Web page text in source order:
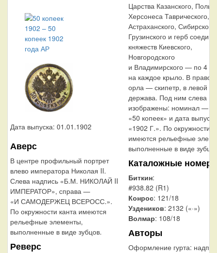
Дата выпуска: 01.01.1902
Аверс
В центре профильный портрет
влево императора Николая II.
Слева надпись «Б.М. НИКОЛАЙ II
ИМПЕРАТОР», справа —
«И САМОДЕРЖЕЦ ВСЕРОСС.».
По окружности канта имеются
рельефные элементы,
выполненные в виде зубцов.
Реверс
Царства Казанского,
Херсонеса Таврического,
Астраханского, Сибирского,
Грузинского и герб
княжеств Киевского,
Новгородского
и Владимирского — по 4
на каждое крыло. В
орла — скипетр, в левой —
держава. Под ним слева
изображены: номинал —
«50 копеек» и дата выпуска
«1902 Г.». По окружности
имеются рельефные
выполненные в виде
Каталожные номера
Биткин:
#938.82 (R1)
Конрос: 121/18
Уздеников: 2132 («·»)
Волмар: 108/18
Авторы
Оформление гурта: